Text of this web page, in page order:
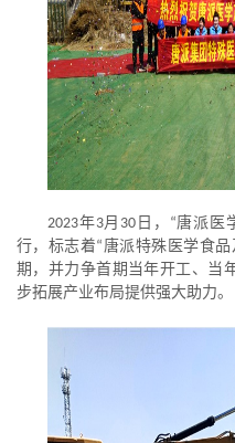
2023年3月 30 日， “唐派医
行，标志着“ 唐派特殊医学食
期，并力争首期当年开工、当
步拓展产业布局提供强大助力。